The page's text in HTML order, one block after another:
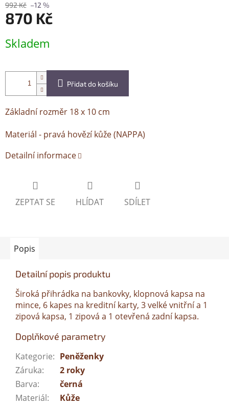
992 Kč –12 %
870 Kč
cena:
Skladem
Přidat do košíku
Základní rozměr 18 x 10 cm
Materiál - pravá hovězí kůže (NAPPA)
Detailní informace
ZEPTAT SE HLÍDAT SDÍLET
Popis
Detailní popis produktu
Široká přihrádka na bankovky, klopnová kapsa na
mince, 6 kapes na kreditní karty, 3 velké vnitřní a 1
zipová kapsa, 1 zipová a 1 otevřená zadní kapsa.
Doplňkové parametry
Kategorie: Peněženky
Záruka:
2 roky
Barva:
černá
Materiál:
Kůže